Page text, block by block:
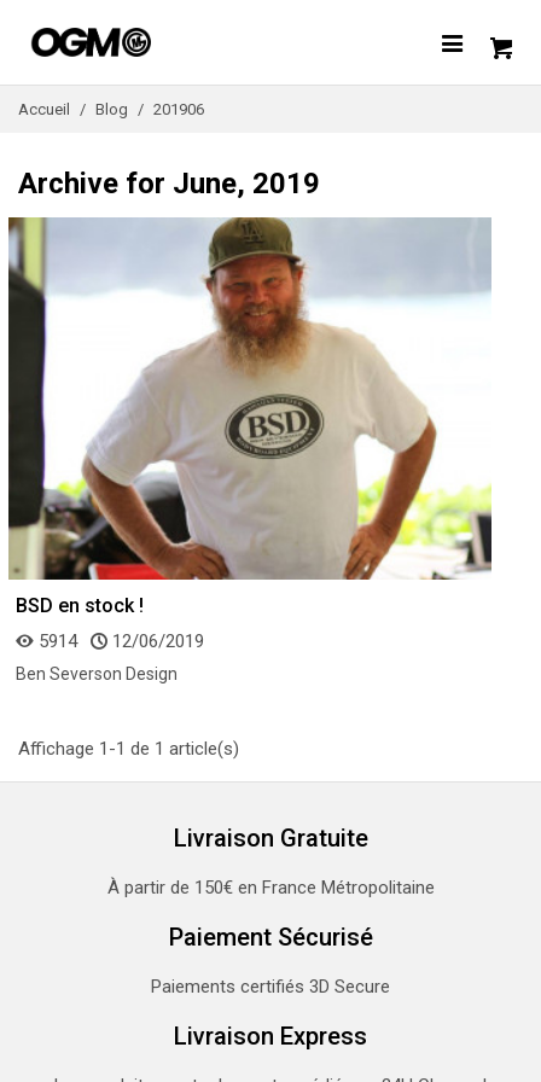
Accueil / Blog / 201906
Archive for June, 2019
BSD en stock !
5914 12/06/2019
Ben Severson Design
Affichage 1-1 de 1 article(s)
Livraison Gratuite
À partir de 150€ en France Métropolitaine
Paiement Sécurisé
Paiements certifiés 3D Secure
Livraison Express